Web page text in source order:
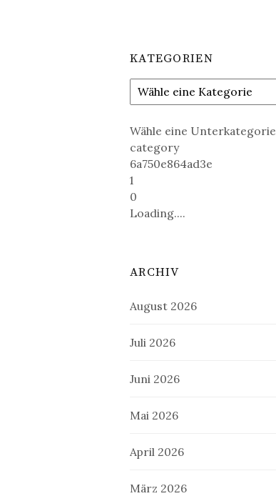
KATEGORIEN
Wähle eine Unterkategorie
category
6a750e864ad3e
1
0
Loading....
ARCHIV
August 2026
Juli 2026
Juni 2026
Mai 2026
April 2026
März 2026